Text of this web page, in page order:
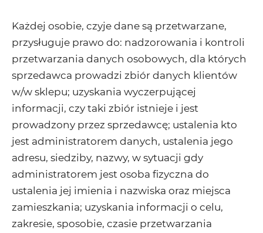
Każdej osobie, czyje dane są przetwarzane,
przysługuje prawo do: nadzorowania i kontroli
przetwarzania danych osobowych, dla których
sprzedawca prowadzi zbiór danych klientów
w/w sklepu; uzyskania wyczerpującej
informacji, czy taki zbiór istnieje i jest
prowadzony przez sprzedawcę; ustalenia kto
jest administratorem danych, ustalenia jego
adresu, siedziby, nazwy, w sytuacji gdy
administratorem jest osoba fizyczna do
ustalenia jej imienia i nazwiska oraz miejsca
zamieszkania; uzyskania informacji o celu,
zakresie, sposobie, czasie przetwarzania